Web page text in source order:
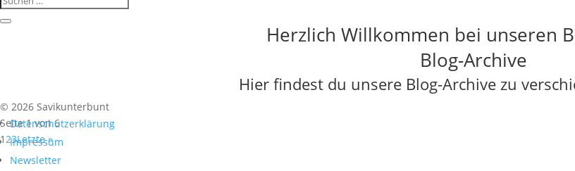
Herzlich Willkommen bei unseren
Blog-Archive
Hier findest du unsere Blog-Archive zu
Seite 1 von 6
123Letzte »
© 2026 Savikunterbunt
Datenschutzerklärung
Impressum
Newsletter